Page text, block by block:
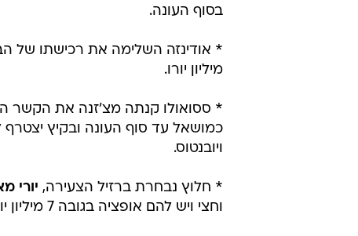
בסוף העונה.
* אודינזה השלימה את רכישתו של
מיליון יורו.
* ססואולו קנתה מצ'זנה את הקשר
כמושאל עד סוף העונה ובקיץ יצטרף
ויובנטוס.
* חלוץ נבחרת ברזיל הצעירה, יורי
וחצי ויש להם אופציה בגובה 7 מיליון יורו לרכוש אותו בקיץ 2017.